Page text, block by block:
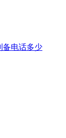
备电话多少